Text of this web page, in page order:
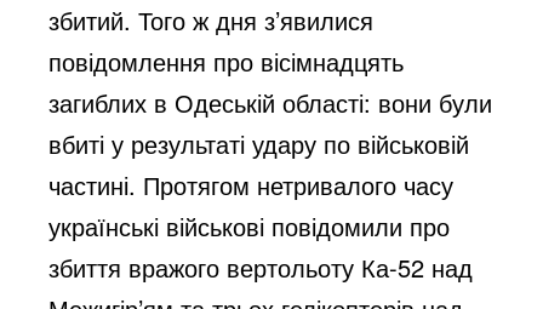
збитий. Того ж дня з’явилися
повідомлення про вісімнадцять
загиблих в Одеській області: вони були
вбиті у результаті удару по військовій
частині. Протягом нетривалого часу
українські військові повідомили про
збиття вражого вертольоту Ка-52 над